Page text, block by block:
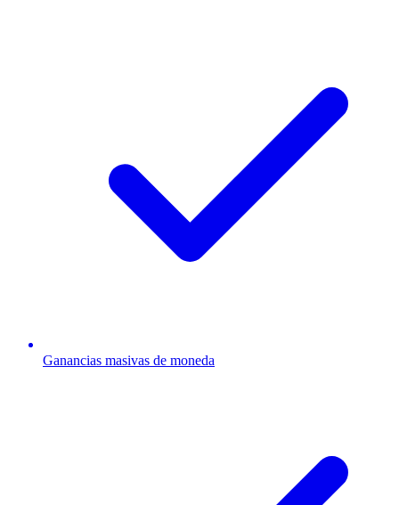
Ganancias masivas de moneda